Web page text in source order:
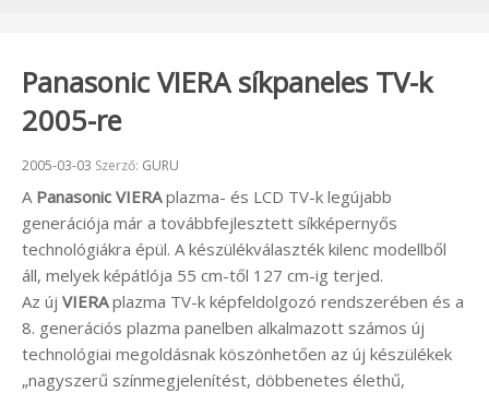
Panasonic VIERA síkpaneles TV-k
2005-re
Beküldve:
2005-03-03 Szerző: GURU
A Panasonic VIERAplazma- és LCD TV-k legújabb
generációja már a továbbfejlesztett síkképernyős
technológiákra épül. A készülékválaszték kilenc modellből
áll, melyek képátlója 55 cm-től 127 cm-ig terjed.
Az új VIERAplazma TV-k képfeldolgozó rendszerében és a
8. generációs plazma panelben alkalmazott számos új
technológiai megoldásnak köszönhetően az új készülékek
„nagyszerű színmegjelenítést, döbbenetes élethű,